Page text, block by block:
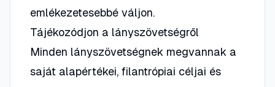
emlékezetesebbé váljon.
Tájékozódjon a lányszövetségről
Minden lányszövetségnek megvannak a
saját alapértékei, filantrópiai céljai és